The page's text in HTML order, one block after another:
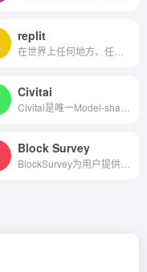
replit
Civitai
Block Survey